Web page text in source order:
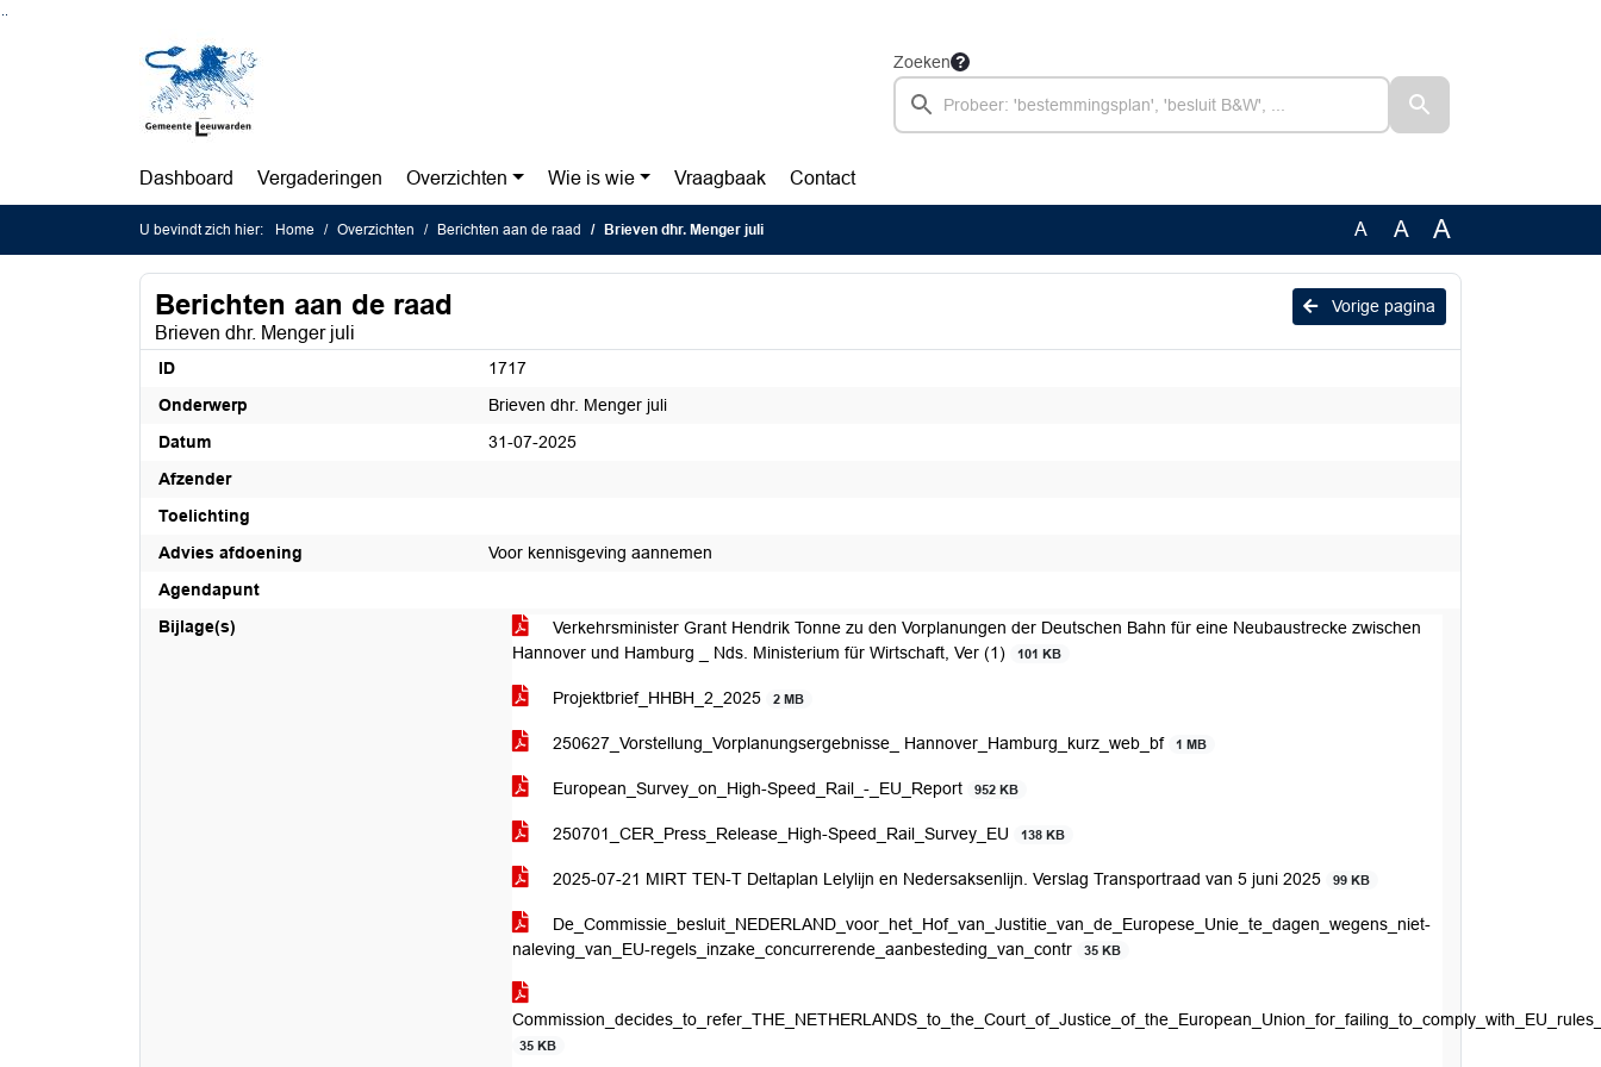
Zoeken
Dashboard Vergaderingen Overzichten Wie is wie Vraagbaak Contact
U bevindt zich hier: Home Overzichten Berichten aan de raad Brieven dhr. Menger juli A A A
Vorige pagina
Berichten aan de raad
Brieven dhr. Menger juli
ID
1717
Onderwerp
Brieven dhr. Menger juli
Datum
31-07-2025
Afzender
Toelichting
Advies afdoening
Voor kennisgeving aannemen
Agendapunt
Bijlage(s)
Verkehrsminister Grant Hendrik Tonne zu den Vorplanungen der Deutschen Bahn für eine Neubaustrecke zwischen
Hannover und Hamburg _ Nds. Ministerium für Wirtschaft, Ver (1)
101 KB
Projektbrief_HHBH_2_2025 2 MB
250627_Vorstellung_Vorplanungsergebnisse_ Hannover_Hamburg_kurz_web_bf 1 MB
European_Survey_on_High-Speed_Rail_-_EU_Report 952 KB
250701_CER_Press_Release_High-Speed_Rail_Survey_EU 138 KB
2025-07-21 MIRT TEN-T Deltaplan Lelylijn en Nedersaksenlijn. Verslag Transportraad van 5 juni 2025 99 KB
De_Commissie_besluit_NEDERLAND_voor_het_Hof_van_Justitie_van_de_Europese_Unie_te_dagen_wegens_niet-
naleving_van_EU-regels_inzake_concurrerende_aanbesteding_van_contr
35 KB
35 KB